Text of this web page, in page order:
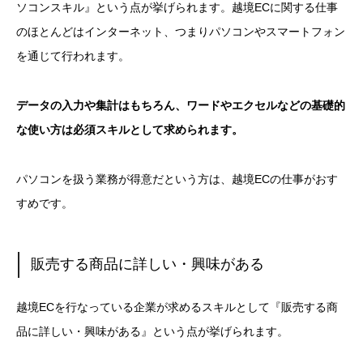
ソコンスキル』という点が挙げられます。越境ECに関する仕事
のほとんどはインターネット、つまりパソコンやスマートフォン
を通じて行われます。
データの入力や集計はもちろん、ワードやエクセルなどの基礎的
な使い方は必須スキルとして求められます。
パソコンを扱う業務が得意だという方は、越境ECの仕事がおす
すめです。
販売する商品に詳しい・興味がある
越境ECを行なっている企業が求めるスキルとして『販売する商
品に詳しい・興味がある』という点が挙げられます。